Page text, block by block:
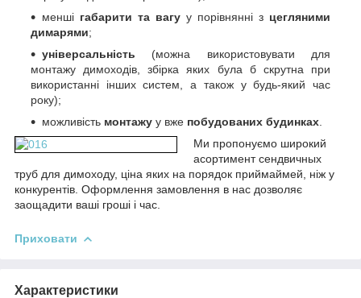
менші габарити та вагу у порівнянні з цегляними
димарями;
універсальність (можна використовувати для
монтажу димоходів, збірка яких була б скрутна при
використанні інших систем, а також у будь-який час
року);
можливість монтажу у вже побудованих будинках
Ми пропонуємо широкий
асортимент сендвичных
труб для димоходу, ціна яких на порядок приймаймей, ніж у
конкурентів. Оформлення замовлення в нас дозволяє
заощадити ваші гроші і час.
Приховати
Характеристики